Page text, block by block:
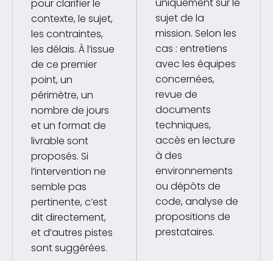
pour clarifier le
contexte, le sujet,
les contraintes,
les délais. À l’issue
de ce premier
point, un
périmètre, un
nombre de jours
et un format de
livrable sont
proposés. Si
l’intervention ne
semble pas
pertinente, c’est
dit directement,
et d’autres pistes
sont suggérées.
sujet de la
mission. Selon les
cas : entretiens
avec les équipes
concernées,
revue de
documents
techniques,
accès en lecture
à des
environnements
ou dépôts de
code, analyse de
propositions de
prestataires.